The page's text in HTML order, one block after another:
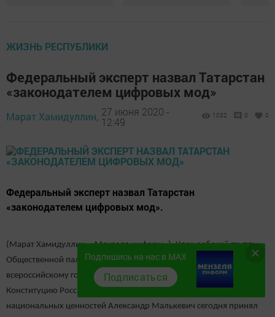
ЖИЗНЬ РЕСПУБЛИКИ
Федеральный эксперт назвал Татарстан
«законодателем цифровых мод»
Марат Хамидуллин, 27 июня 2020 -
12:49
1032 0 0
Федеральный эксперт назвал Татарстан
«законодателем цифровых мод».
(Марат Хамидуллин, «Мензеля-информ»). Член рабочей группы
Общественной палаты Российской Федерации по подготовке к
всероссийскому голосованию по утверждению изменений в
Конституцию Российской Федерации, Президент Фонда защиты
национальных ценностей Александр Малькевич сегодня принял
Подпишись на нас в MAX
Подписаться